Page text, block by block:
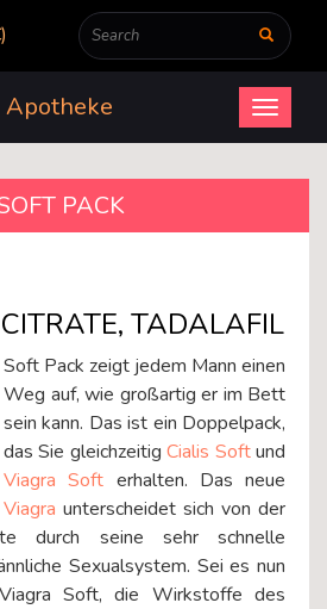
Open
menu
Apotheke
PACK
TADALAFIL
Soft Pack zeigt jedem Mann einen
Weg auf, wie großartig er im Bett
sein kann. Das ist ein Doppelpack,
das Sie gleichzeitigCialis Softund
Viagra Soft erhalten. Das neue
Viagra unterscheidet sich von der
durch seine sehr schnelle
Sexualsystem. Sei es nun
Soft, die Wirkstoffe des